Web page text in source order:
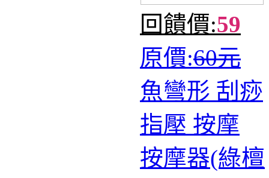
回饋價:59
原價:60元
魚彎形 刮痧
指壓 按摩
按摩器(綠檀